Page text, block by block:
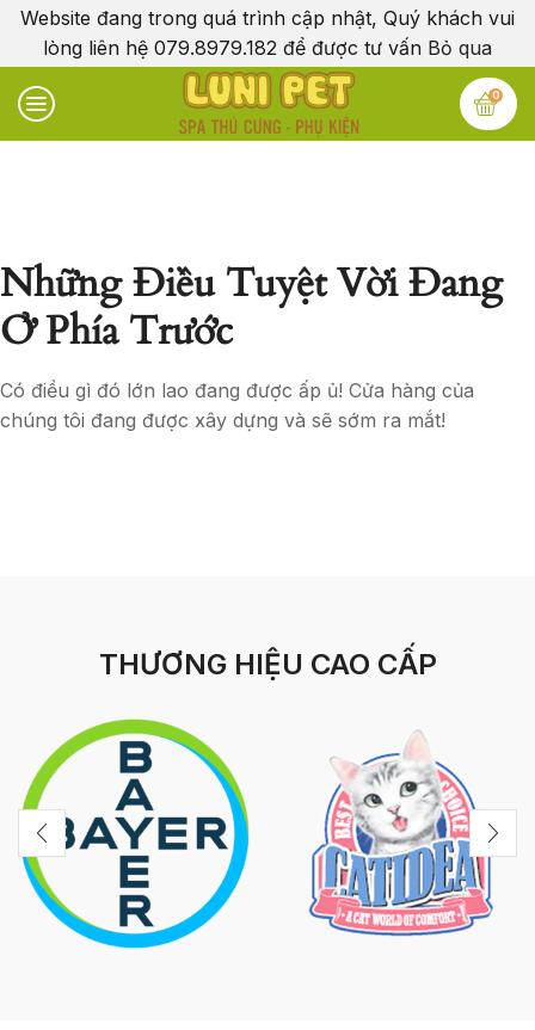
Website đang trong quá trình cập nhật, Quý khách vui
lòng liên hệ 079.8979.182 để được tư vấn Bỏ qua
0
Những Điều Tuyệt Vời Đang
Ở Phía Trước
Có điều gì đó lớn lao đang được ấp ủ! Cửa hàng của
chúng tôi đang được xây dựng và sẽ sớm ra mắt!
THƯƠNG HIỆU CAO CẤP